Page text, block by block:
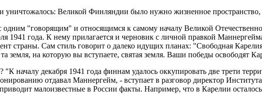
уничтожалось: Великой Финляндии было нужно жизненное
одним "говорящим" и относящимся к самому началу Великой
1941 года. К нему прилагается и черновик с личной правкой
страны. Сам стиль говорит о далеко идущих планах: "Свободная
земля, на которую вы вступаете, святая земля. Ваши победы освободят
"К началу декабря 1941 года финнам удалось оккупировать две трети
отдавал Маннергейм, - вступает в разговор директор
малоизвестные в России факты. Например, что в Карелии